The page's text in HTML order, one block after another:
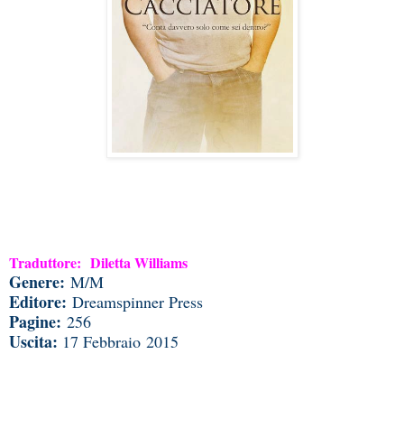
Traduttore: Diletta Williams
Genere: M/M
Editore: Dreamspinner Press
Pagine: 256
Uscita: 17 Febbraio 2015